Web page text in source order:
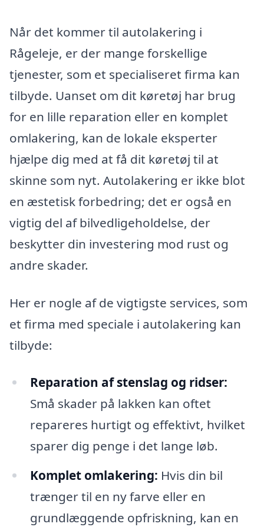
Når det kommer til autolakering i
Rågeleje, er der mange forskellige
tjenester, som et specialiseret firma kan
tilbyde. Uanset om dit køretøj har brug
for en lille reparation eller en komplet
omlakering, kan de lokale eksperter
hjælpe dig med at få dit køretøj til at
skinne som nyt. Autolakering er ikke blot
en æstetisk forbedring; det er også en
vigtig del af bilvedligeholdelse, der
beskytter din investering mod rust og
andre skader.
Her er nogle af de vigtigste services, som
et firma med speciale i autolakering kan
tilbyde:
Reparation af stenslag og ridser:
Små skader på lakken kan oftet
repareres hurtigt og effektivt, hvilket
sparer dig penge i det lange løb.
Komplet omlakering: Hvis din bil
trænger til en ny farve eller en
grundlæggende opfriskning, kan en